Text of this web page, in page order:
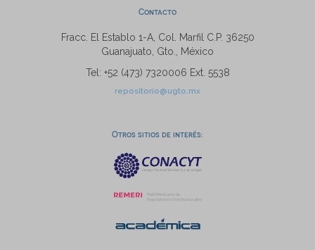
Contacto
Fracc. El Establo 1-A, Col. Marfil C.P. 36250
Guanajuato, Gto., México
Tel: +52 (473) 7320006 Ext. 5538
repositorio@ugto.mx
Otros sitios de interés: